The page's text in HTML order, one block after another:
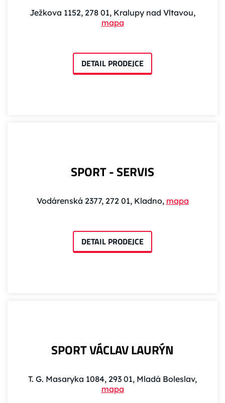
Ježkova 1152, 278 01, Kralupy nad Vltavou,
mapa
DETAIL PRODEJCE
SPORT - SERVIS
Vodárenská 2377, 272 01, Kladno, mapa
DETAIL PRODEJCE
SPORT VÁCLAV LAURÝN
T. G. Masaryka 1084, 293 01, Mladá Boleslav,
mapa